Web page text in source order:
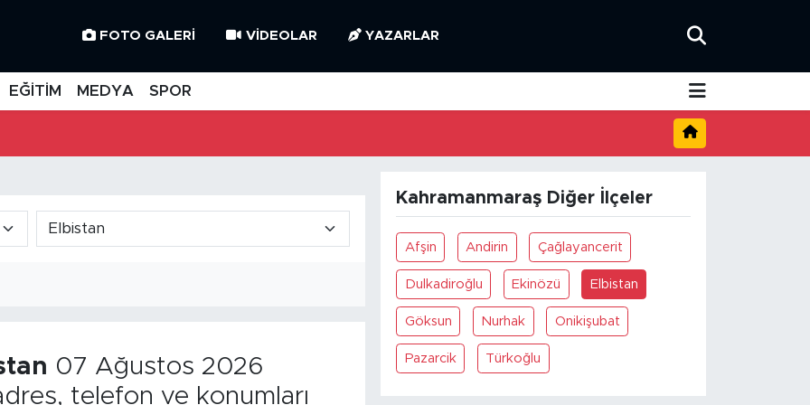
FOTO GALERI VIDEOLAR YAZARLAR
EĞİTİM MEDYA SPOR
07 Ağustos 2026
telefon ve konumları
Kahramanmaraş Diğer İlçeler
Afşin Andirin Çağlayancerit
Dulkadiroğlu Ekinözü Elbistan
Göksun Nurhak Onikişubat
Pazarcik Türkoğlu